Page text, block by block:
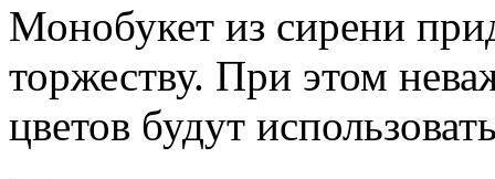
Монобукет из сирени
торжеству. При этом
цветов будут